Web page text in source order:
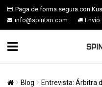
Paga de forma segura con
info@spintso.com
Envío
Blog
Entrevista: Árbitra